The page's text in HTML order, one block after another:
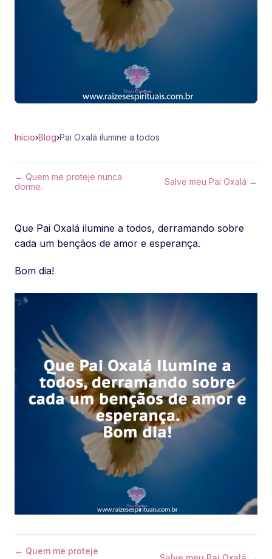
Início›Blog›Pai Oxalá ilumine a todos
← Quem me proteje nunca
dorme.
Salve meu Pai Oxalá →
Que Pai Oxalá ilumine a todos, derramando sobre
cada um bençãos de amor e esperança.
Bom dia!
← Quem me proteje